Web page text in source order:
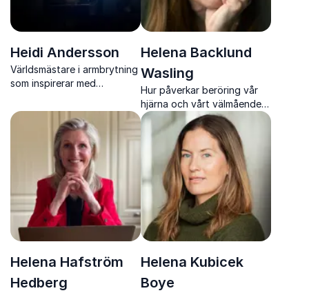
Heidi Andersson
Världsmästare i armbrytning
som inspirerar med
hållbar maxprestation
Helena Backlund
Wasling
Hur påverkar beröring vår
hjärna och vårt välmående?
Helena Backlund Wasling
gör forskningen levande
och direkt användbar i
vardagen
Helena Hafström
Hedberg
Helena Kubicek
Boye